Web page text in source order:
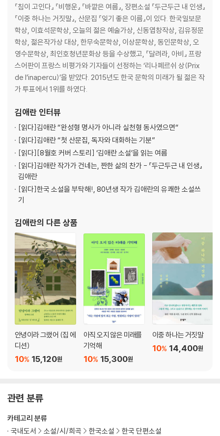
『침이 고인다』 『비행운』 『바깥은 여름』, 장편소설 『두근두근 내 인생』
『이중 하나는 거짓말』, 산문집 『잊기 좋은 이름』이 있다. 한국일보문
학상, 이효석문학상, 오늘의 젊은 예술가상, 신동엽창작상, 김유정문
학상, 젊은작가상 대상, 한무숙문학상, 이상문학상, 동인문학상, 오
영수문학상, 최인호청년문화상 등을 수상했고, 『달려라, 아비』 프랑
스어판이 프랑스 비평가와 기자들이 선정하는 ‘리나페르쉬 상(Prix
de l’inapercu)’을 받았다. 2015년도 한국 문학의 미래가 될 젊은 작
가 투표에서 1위를 하였다.
김애란 인터뷰
[읽다]김애란 “완성형 명사가 아니라 실천형 동사였으면“
[읽다]김애란 “첫 산문집, 독자와 대화하는 기분”
[읽다][8월호 커버 스토리] ‘김애란 소설’을 읽는 여름
[읽다]김애란 작가가 건네는, 짠한 삶의 찬가 - 『두근두근 내 인생』
김애란
[읽다]한국 소설을 부탁해!, 80년생 작가 김애란의 유쾌한 소설쓰
기
김애란의 다른 상품
안녕이라 그랬어 (집 에
디션)
15,120원
10%
아직 오지 않은 미래를
기억해
15,300원
10%
이중 하나는 거짓말
14,400원
10%
관련 분류
카테고리 분류
국내도서
소설/시/희곡 한국소설 한국 단편소설